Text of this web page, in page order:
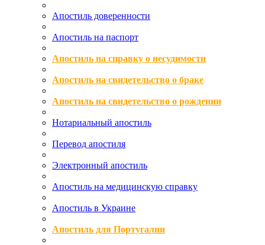
Апостиль доверенности
Апостиль на паспорт
Апостиль на справку о несудимости
Апостиль на свидетельство о браке
Апостиль на свидетельство о рождении
Нотариальный апостиль
Перевод апостиля
Электронный апостиль
Апостиль на медицинскую справку
Апостиль в Украине
Апостиль для Португалии